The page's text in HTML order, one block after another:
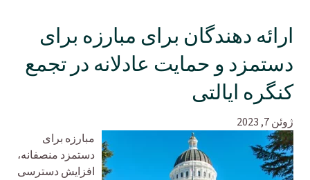
ارائه دهندگان برای مبارزه برای
دستمزد و حمایت عادلانه در تجمع
کنگره ایالتی
ژوئن 7, 2023
مبارزه برای
دستمزد منصفانه،
افزایش دسترسی